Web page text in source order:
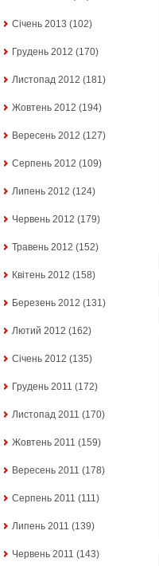
Січень 2013 (102)
Грудень 2012 (170)
Листопад 2012 (181)
Жовтень 2012 (194)
Вересень 2012 (127)
Серпень 2012 (109)
Липень 2012 (124)
Червень 2012 (179)
Травень 2012 (152)
Квітень 2012 (158)
Березень 2012 (131)
Лютий 2012 (162)
Січень 2012 (135)
Грудень 2011 (172)
Листопад 2011 (170)
Жовтень 2011 (159)
Вересень 2011 (178)
Серпень 2011 (111)
Липень 2011 (139)
Червень 2011 (143)